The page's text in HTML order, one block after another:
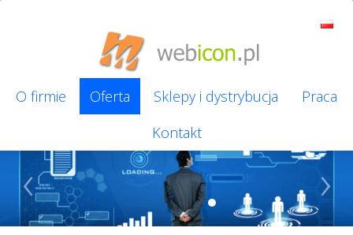
O firmie Oferta Sklepy i dystrybucja
Praca
Kontakt
‹ ›